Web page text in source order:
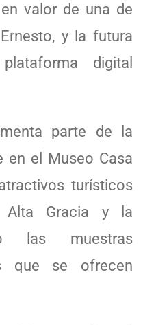
valor de una de
y la futura
digital
parte de la
en el Museo Casa
turísticos
Alta Gracia y la
las muestras
que se ofrecen